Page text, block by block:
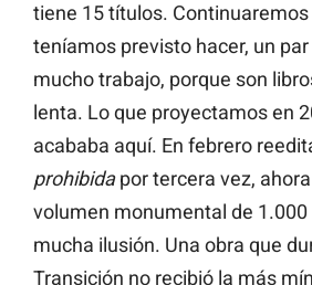
tiene 15 títulos.
teníamos previsto hacer, un
mucho trabajo, porque son
lenta. Lo que proyectamos en
acababa aquí. En febrero
prohibidapor tercera vez,
volumen monumental de 1.000
mucha ilusión. Una obra que
Transición no recibió la más